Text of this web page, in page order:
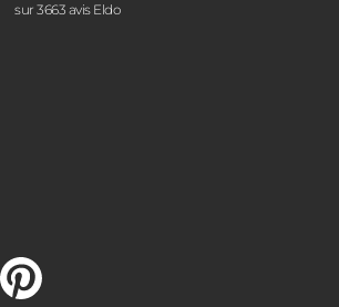
sur 3663 avis Eldo
Pinterest